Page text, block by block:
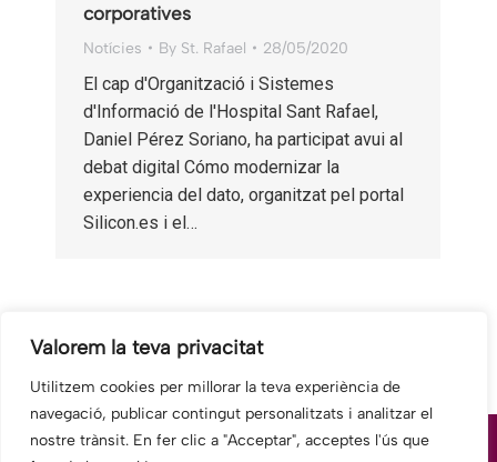
Valorem la teva privacitat
Utilitzem cookies per millorar la teva experiència de
navegació, publicar contingut personalitzats i analitzar el
nostre trànsit. En fer clic a "Acceptar", acceptes l'ús que
corporatives
Notícies By St. Rafael 28/05/2020
El cap d'Organització i Sistemes
d'Informació de l'Hospital Sant Rafael,
Daniel Pérez Soriano, ha participat avui al
debat digital Cómo modernizar la
experiencia del dato, organitzat pel portal
Silicon.es i el…
1 2